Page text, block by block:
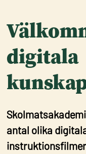
digitala
antal olika